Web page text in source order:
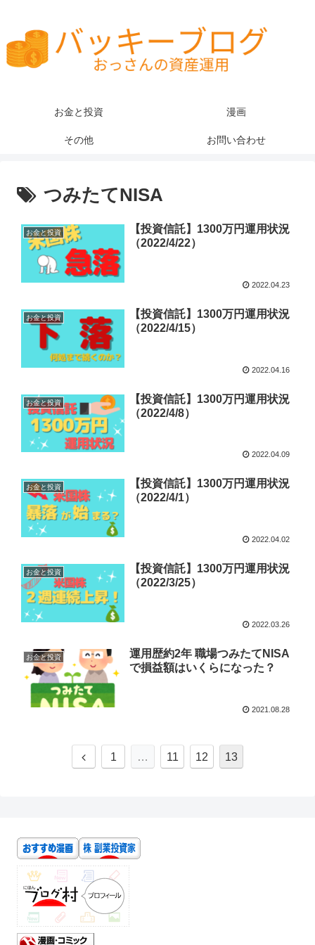
お金と投資 漫画
その他 お問い合わせ
つみたてNISA
お金と投資
【投資信託】1300万円運用状況
（2022/4/22）
2022.04.23
お金と投資
【投資信託】1300万円運用状況
（2022/4/15）
2022.04.16
お金と投資
【投資信託】1300万円運用状況
（2022/4/8）
2022.04.09
お金と投資
【投資信託】1300万円運用状況
（2022/4/1）
2022.04.02
お金と投資
【投資信託】1300万円運用状況
（2022/3/25）
2022.03.26
お金と投資
運用歴約2年 職場つみたてNISA
で損益額はいくらになった？
2021.08.28
1 … 11 12 13